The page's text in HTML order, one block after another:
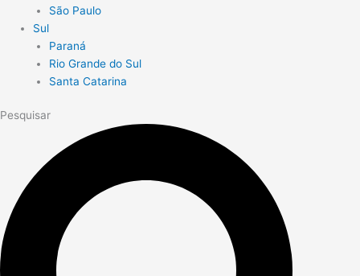
São Paulo
Sul
Paraná
Rio Grande do Sul
Santa Catarina
Pesquisar